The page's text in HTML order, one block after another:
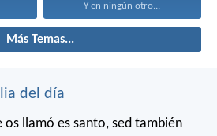
Y en ningún otro...
Más Temas...
del día
os llamó es santo, sed también